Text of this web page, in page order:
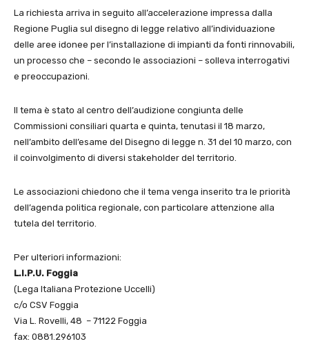
La richiesta arriva in seguito all’accelerazione impressa dalla
Regione Puglia sul disegno di legge relativo all’individuazione
delle aree idonee per l’installazione di impianti da fonti rinnovabili,
un processo che – secondo le associazioni – solleva interrogativi
e preoccupazioni.
Il tema è stato al centro dell’audizione congiunta delle
Commissioni consiliari quarta e quinta, tenutasi il 18 marzo,
nell’ambito dell’esame del Disegno di legge n. 31 del 10 marzo, con
il coinvolgimento di diversi stakeholder del territorio.
Le associazioni chiedono che il tema venga inserito tra le priorità
dell’agenda politica regionale, con particolare attenzione alla
tutela del territorio.
Per ulteriori informazioni:
L.I.P.U. Foggia
(Lega Italiana Protezione Uccelli)
c/o CSV Foggia
Via L. Rovelli, 48 – 71122 Foggia
fax: 0881.296103